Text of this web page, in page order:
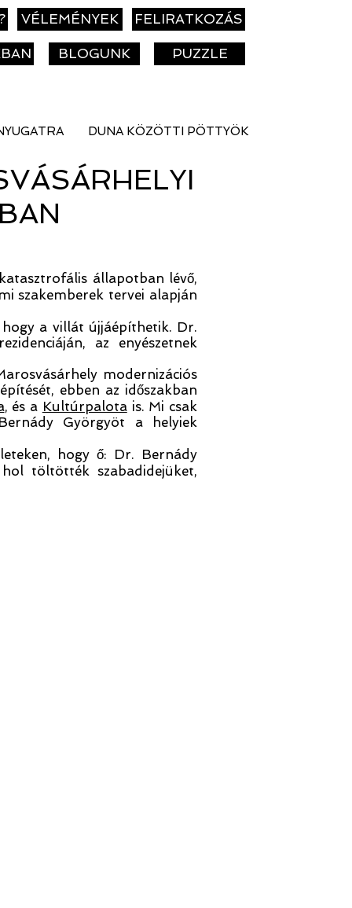
VÉLEMÉNYEK FELIRATKOZÁS
BLOGUNK PUZZLE
DUNA KÖZÖTTI PÖTTYÖK
állapotban lévő,
szakemberek tervei alapján
a villát újjáépíthetik. Dr.
az enyészetnek
modernizációs
ebben az időszakban
, és a Kultúrpalotais. Mi csak
Györgyöt a helyiek
hogy ő: Dr. Bernády
töltötték szabadidejüket,